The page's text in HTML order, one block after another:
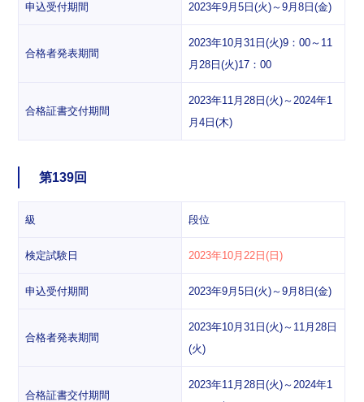
申込受付期間 2023年9月5日(火)～9月8日(金)
合格者発表期間
2023年10月31日(火)9：00～11
月28日(火)17：00
合格証書交付期間
2023年11月28日(火)～2024年1
月4日(木)
第139回
級 段位
検定試験日 2023年10月22日(日)
申込受付期間 2023年9月5日(火)～9月8日(金)
合格者発表期間
2023年10月31日(火)～11月28日
(火)
合格証書交付期間
2023年11月28日(火)～2024年1